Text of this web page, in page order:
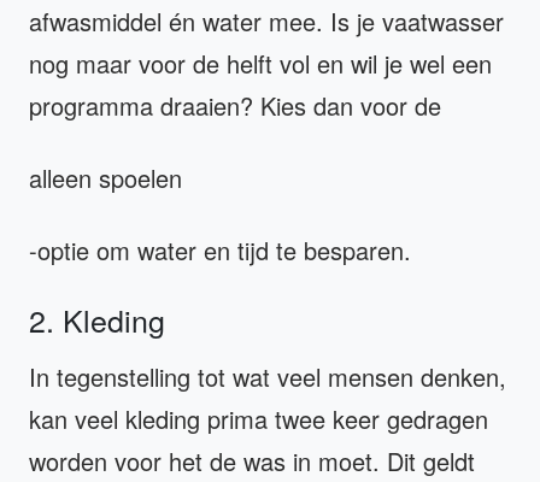
afwasmiddel én water mee. Is je vaatwasser
nog maar voor de helft vol en wil je wel een
programma draaien? Kies dan voor de
alleen spoelen
-optie om water en tijd te besparen.
2. Kleding
In tegenstelling tot wat veel mensen denken,
kan veel kleding prima twee keer gedragen
worden voor het de was in moet. Dit geldt